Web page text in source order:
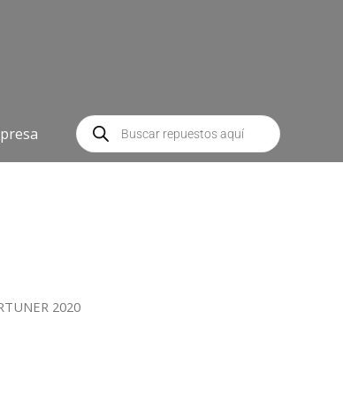
Búsqueda
de
productos
2020